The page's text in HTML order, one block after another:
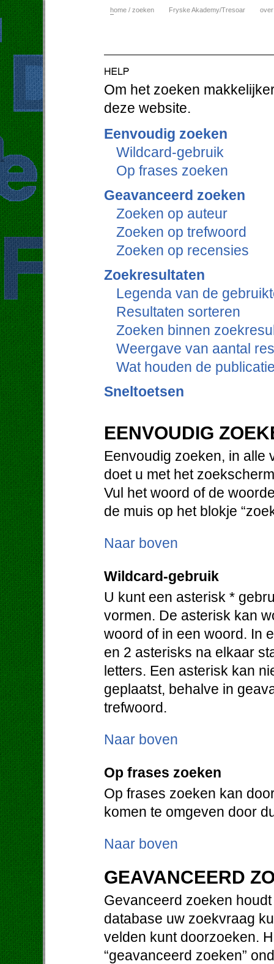
home / zoeken Fryske Akademy/Tresoar
Om het zoeken
deze website.
Eenvoudig zoeken
Wildcard-gebruik
Op frases zoeken
Geavanceerd zoeken
Zoeken op auteur
Zoeken op trefwoord
Zoeken op recensies
Zoekresultaten
Legenda van de
Resultaten sorteren
Zoeken binnen
Weergave van aantal
Wat houden de
Sneltoetsen
EENVOUDIG
Eenvoudig zoeken, in alle
doet u met het
Vul het woord of de
de muis op het blokje
Naar boven
Wildcard-gebruik
U kunt een asterisk *
vormen. De asterisk kan
woord of in een woord. In
en 2 asterisks na elkaar
letters. Een asterisk kan
geplaatst, behalve in
trefwoord.
Naar boven
Op frases zoeken
Op frases zoeken kan
komen te omgeven door
Naar boven
GEAVANCEERD
Gevanceerd zoeken
database uw zoekvraag
velden kunt doorzoeken.
“geavanceerd zoeken”